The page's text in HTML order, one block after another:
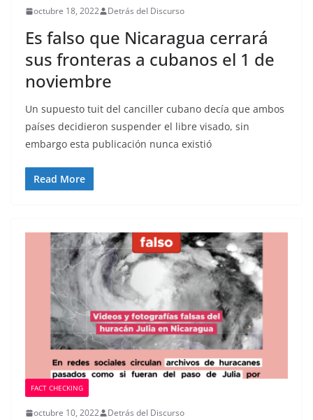
octubre 18, 2022 Detrás del Discurso
Es falso que Nicaragua cerrará
sus fronteras a cubanos el 1 de
noviembre
Un supuesto tuit del canciller cubano decía que ambos
países decidieron suspender el libre visado, sin
embargo esta publicación nunca existió
Read More
FACT CHECKING
octubre 10, 2022 Detrás del Discurso